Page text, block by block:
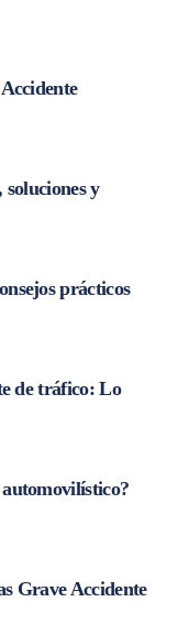
y
prácticos
de tráfico: Lo
automovilístico?
Grave Accidente